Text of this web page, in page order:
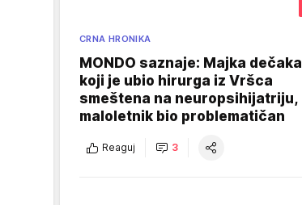
CRNA HRONIKA
MONDO saznaje: Majka dečaka
koji je ubio hirurga iz Vršca
smeštena na neuropsihijatriju,
maloletnik bio problematičan
Reaguj 3